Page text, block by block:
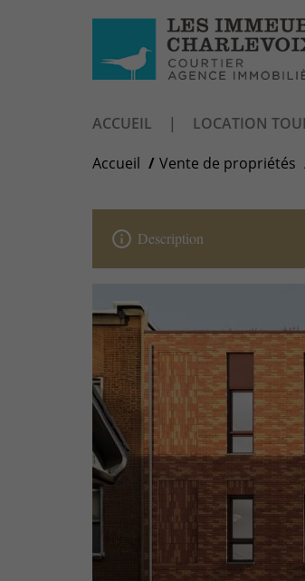
ACCUEIL LOCATION
Accueil
Vente de propriétés
info_outline Description